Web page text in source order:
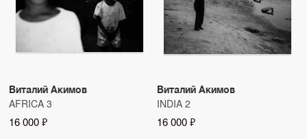
Виталий Акимов
AFRICA 3
16 000 ₽
Виталий Акимов
INDIA 2
16 000 ₽